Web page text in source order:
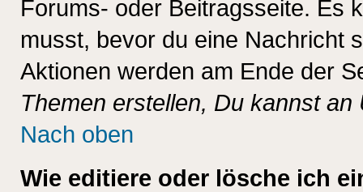
Forums- oder Beitragsseite. Es
musst, bevor du eine Nachricht
Aktionen werden am Ende der
Themen erstellen, Du kannst
Nach oben
Wie editiere oder lösche ich